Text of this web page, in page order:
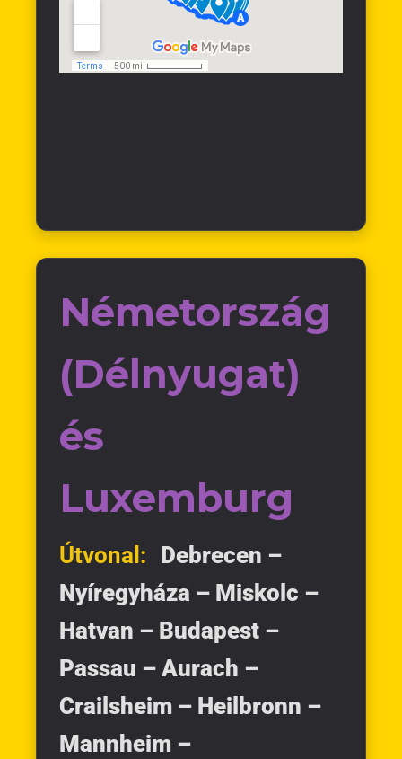
Németország
(Délnyugat)
és
Luxemburg
Útvonal: Debrecen –
Nyíregyháza – Miskolc –
Hatvan – Budapest –
Passau – Aurach –
Crailsheim – Heilbronn –
Mannheim –